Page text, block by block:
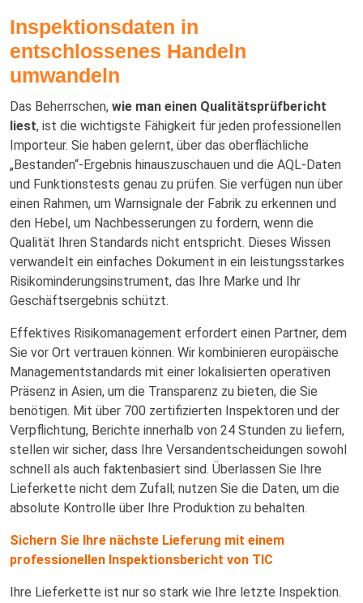
Inspektionsdaten in
entschlossenes Handeln
umwandeln
Das Beherrschen, wie man einen Qualitätsprüfbericht
liest, ist die wichtigste Fähigkeit für jeden professionellen
Importeur. Sie haben gelernt, über das oberflächliche
„Bestanden“-Ergebnis hinauszuschauen und die AQL-Daten
und Funktionstests genau zu prüfen. Sie verfügen nun über
einen Rahmen, um Warnsignale der Fabrik zu erkennen und
den Hebel, um Nachbesserungen zu fordern, wenn die
Qualität Ihren Standards nicht entspricht. Dieses Wissen
verwandelt ein einfaches Dokument in ein leistungsstarkes
Risikominderungsinstrument, das Ihre Marke und Ihr
Geschäftsergebnis schützt.
Effektives Risikomanagement erfordert einen Partner, dem
Sie vor Ort vertrauen können. Wir kombinieren europäische
Managementstandards mit einer lokalisierten operativen
Präsenz in Asien, um die Transparenz zu bieten, die Sie
benötigen. Mit über 700 zertifizierten Inspektoren und der
Verpflichtung, Berichte innerhalb von 24 Stunden zu liefern,
stellen wir sicher, dass Ihre Versandentscheidungen sowohl
schnell als auch faktenbasiert sind. Überlassen Sie Ihre
Lieferkette nicht dem Zufall; nutzen Sie die Daten, um die
absolute Kontrolle über Ihre Produktion zu behalten.
Sichern Sie Ihre nächste Lieferung mit einem
professionellen Inspektionsbericht von TIC
Ihre Lieferkette ist nur so stark wie Ihre letzte Inspektion.